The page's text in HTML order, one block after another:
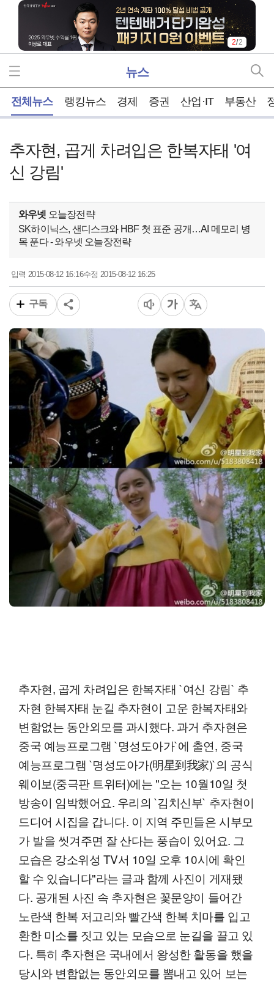
2/2
뉴스
전체뉴스 랭킹뉴스 경제 증권 산업·IT 부동산
추자현, 곱게 차려입은 한복자태 '여
신 강림'
와우넷 오늘장전략
SK하이닉스, 샌디스크와 HBF 첫 표준 공개…AI 메모리 병
목 푼다 - 와우넷 오늘장전략
입력 2015-08-12 16:16수정 2015-08-12 16:25
구독
추자현, 곱게 차려입은 한복자태 `여신 강림` 추
자현 한복자태 눈길 추자현이 고운 한복자태와
변함없는 동안외모를 과시했다. 과거 추자현은
중국 예능프로그램 `명성도아가`에 출연, 중국
예능프로그램 `명성도아가(明星到我家)`의 공식
웨이보(중극판 트위터)에는 "오는 10월10일 첫
방송이 임박했어요. 우리의 `김치신부` 추자현이
드디어 시집을 갑니다. 이 지역 주민들은 시부모
가 발을 씻겨주면 잘 산다는 풍습이 있어요. 그
모습은 강소위성 TV서 10일 오후 10시에 확인
할 수 있습니다"라는 글과 함께 사진이 게재됐
다. 공개된 사진 속 추자현은 꽃문양이 들어간
노란색 한복 저고리와 빨간색 한복 치마를 입고
환한 미소를 짓고 있는 모슴으로 눈길을 끌고 있
다. 특히 추자현은 국내에서 왕성한 활동을 했을
당시와 변함없는 동안외모를 뽐내고 있어 보는